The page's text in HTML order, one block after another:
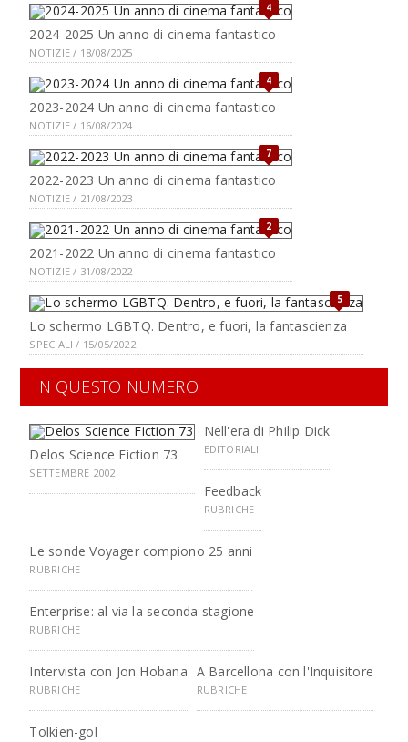
4
2024-2025 Un anno di cinema fantastico
NOTIZIE / 18/08/2025
4
2023-2024 Un anno di cinema fantastico
NOTIZIE / 16/08/2024
7
2022-2023 Un anno di cinema fantastico
NOTIZIE / 21/08/2023
2
2021-2022 Un anno di cinema fantastico
NOTIZIE / 31/08/2022
5
Lo schermo LGBTQ. Dentro, e fuori, la fantascienza
SPECIALI / 15/05/2022
IN QUESTO NUMERO
Delos Science Fiction 73
SETTEMBRE 2002
Nell'era di Philip Dick
EDITORIALI
Feedback
RUBRICHE
Le sonde Voyager compiono 25 anni
RUBRICHE
Enterprise: al via la seconda stagione
RUBRICHE
Intervista con Jon Hobana
RUBRICHE
A Barcellona con l'Inquisitore
RUBRICHE
Tolkien-gol